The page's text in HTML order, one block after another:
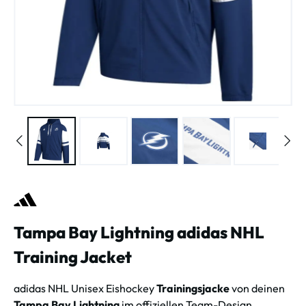
Tampa Bay Lightning adidas NHL
Training Jacket
adidas NHL Unisex EishockeyTrainingsjackevon deinen